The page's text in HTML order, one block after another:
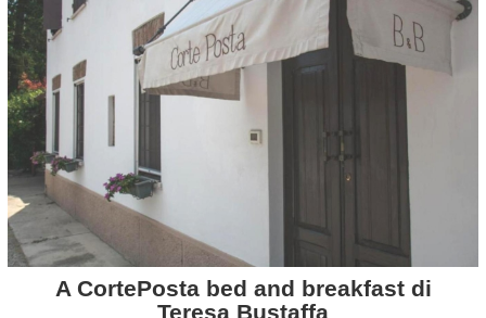
A CortePosta bed and breakfast di
Teresa Bustaffa